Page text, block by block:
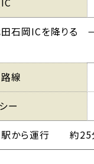
田石岡ICを降り
線
ー
から運行 約25分